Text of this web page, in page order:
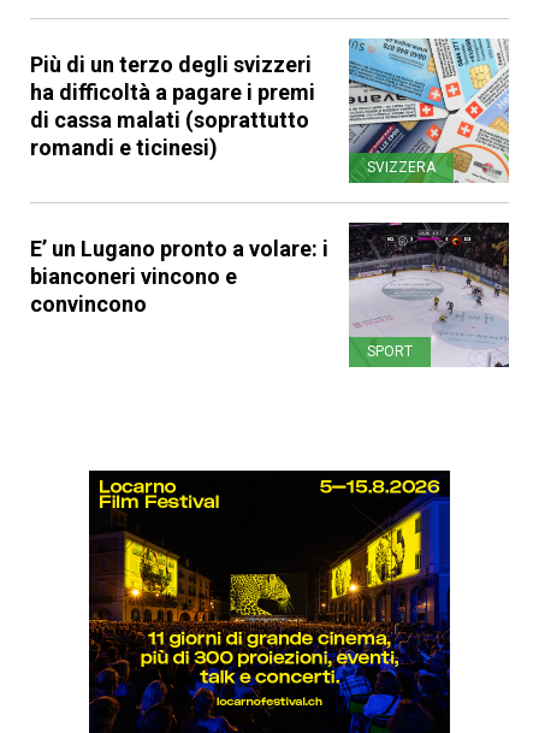
Più di un terzo degli svizzeri
ha difficoltà a pagare i premi
di cassa malati (soprattutto
romandi e ticinesi)
SVIZZERA
E’ un Lugano pronto a volare: i
bianconeri vincono e
convincono
SPORT